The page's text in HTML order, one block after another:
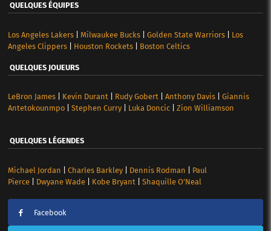
QUELQUES ÉQUIPES
Los Angeles Lakers| Milwaukee Bucks| Golden State Warriors| Los
Angeles Clippers| Houston Rockets| Boston Celtics
QUELQUES JOUEURS
LeBron James| Kevin Durant| Rudy Gobert| Anthony Davis| Giannis
Antetokounmpo| Stephen Curry| Luka Doncic| Zion Williamson
QUELQUES LÉGENDES
Michael Jordan Charles Barkley| Dennis Rodman
Paul
Pierce| Dwyane Wade| Kobe Bryant Shaquille O’Neal
Facebook